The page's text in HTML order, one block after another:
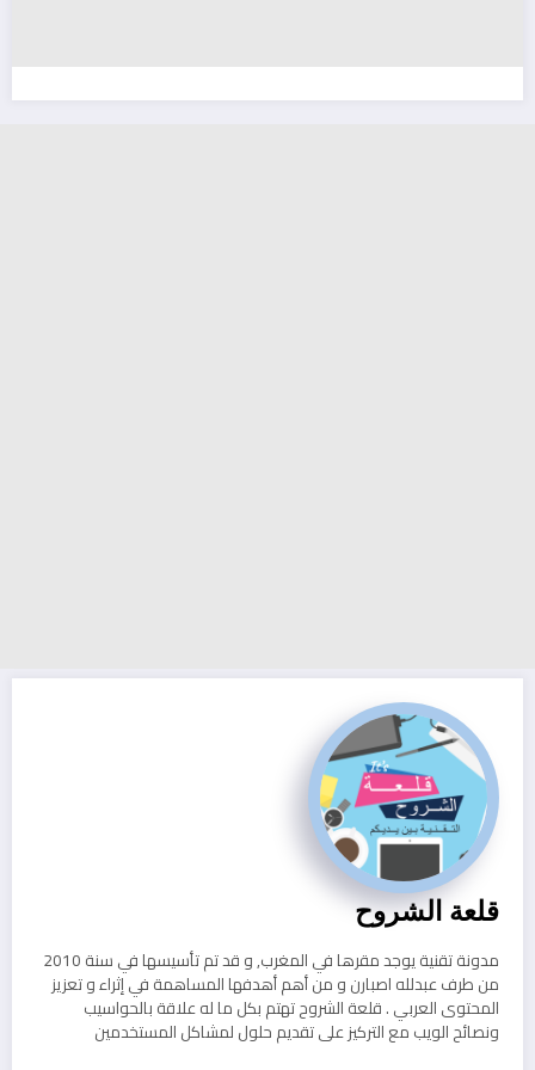
قلعة الشروح
مدونة تقنية يوجد مقرها في المغرب, و قد تم تأسيسها في سنة 2010
من طرف عبدلله اصبارن و من أهم أهدفها المساهمة في إثراء و تعزيز
المحتوى العربي . قلعة الشروح تهتم بكل ما له علاقة بالحواسيب
ونصائح الويب مع التركيز على تقديم حلول لمشاكل المستخدمين